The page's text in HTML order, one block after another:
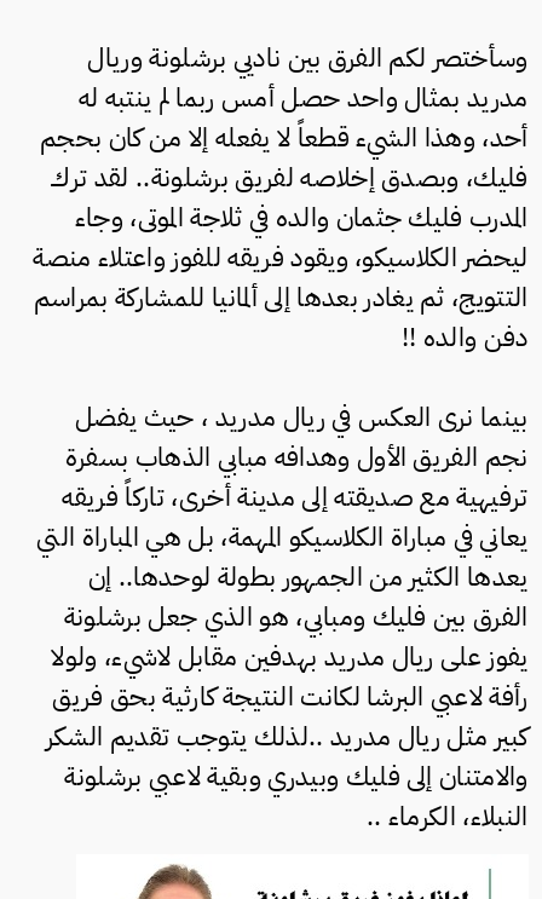
وسأختصر لكم الفرق بين ناديي برشلونة وريال
مدريد بمثال واحد حصل أمس ربما لم ينتبه له
أحد، وهذا الشيء قطعاً لا يفعله إلا من كان بحجم
فليك، وبصدق إخلاصه لفريق برشلونة.. لقد ترك
المدرب فليك جثمان والده في ثلاجة الموتى، وجاء
ليحضر الكلاسيكو، ويقود فريقه للفوز واعتلاء منصة
التتويج، ثم يغادر بعدها إلى ألمانيا للمشاركة بمراسم
دفن والده !!
بينما نرى العكس في ريال مدريد ، حيث يفضل
نجم الفريق الأول وهدافه مبابي الذهاب بسفرة
ترفيهية مع صديقته إلى مدينة أخرى، تاركاً فريقه
يعاني في مباراة الكلاسيكو المهمة، بل هي المباراة التي
يعدها الكثير من الجمهور بطولة لوحدها.. إن
الفرق بين فليك ومبابي، هو الذي جعل برشلونة
يفوز على ريال مدريد بهدفين مقابل لاشيء، ولولا
رأفة لاعبي البرشا لكانت النتيجة كارثية بحق فريق
كبير مثل ريال مدريد ..لذلك يتوجب تقديم الشكر
والامتنان إلى فليك وبيدري وبقية لاعبي برشلونة
النبلاء، الكرماء ..